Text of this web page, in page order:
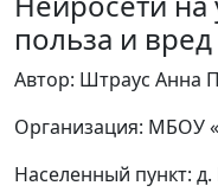
польза и вред
Автор: Штраус Анна
Организация: МБОУ
Населенный пункт: